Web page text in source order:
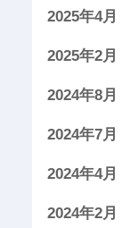
2025年4月
2025年2月
2024年8月
2024年7月
2024年4月
2024年2月